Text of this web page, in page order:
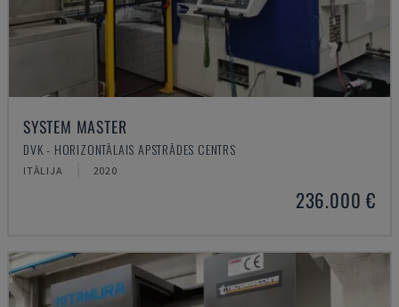
SYSTEM MASTER
DVK - HORIZONTĀLAIS APSTRĀDES CENTRS
ITĀLIJA 2020
236.000 €